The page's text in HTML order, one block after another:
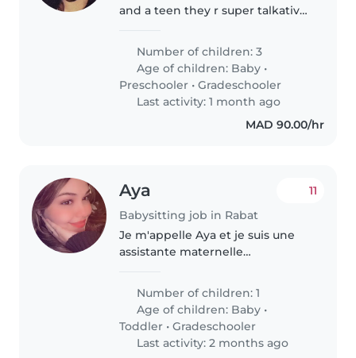
and a teen they r super talkative
sitter that helps me with my
baby and toddler specifically
Play with them and guard..
Number of children: 3
Age of children: Baby •
Preschooler •Gradeschooler
Last activity: 1 month ago
MAD 90.00/hr
Aya
Babysitting job in Rabat
11
Je m'appelle Aya et je suis une
assistante maternelle
passer du temps avec les enfants
et veiller à ce qu'ils se sentent en
sécurité, heureux et à..
Number of children: 1
Age of children: Baby •
Toddler •Gradeschooler
Last activity: 2 months ago